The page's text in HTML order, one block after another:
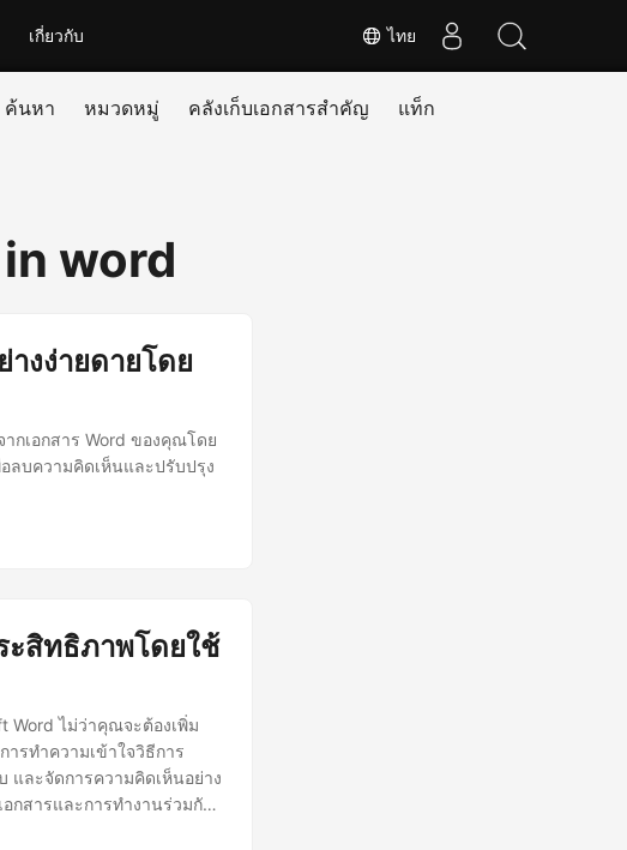
ไทย
เกี่ยวกับ
ค้นหา หมวดหมู่ คลังเก็บเอกสารสำคัญ แท็ก
word
งง่ายดายโดย
กเอกสาร Word ของคุณโดย
ลบความคิดเห็นและปรับปรุง
ะสิทธิภาพโดยใช้
Word ไม่ว่าคุณจะต้องเพิ่ม
รทำความเข้าใจวิธีการ
และจัดการความคิดเห็นอย่าง
กสารและการทำงานร่วมกัน